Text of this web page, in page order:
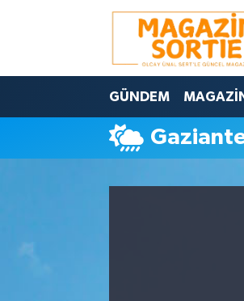
GÜNDEM
Nöbetçi Eczaneler
Hava Durumu
Trafik Durumu
Süper Lig Puan Durumu ve